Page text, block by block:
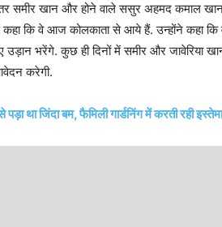
मंगेतर समीर खान और होने वाले ससुर अहमद
कि वे आज कोलकाता से आये हैं. उन्होंने कहा कि
भरेंगे. कुछ ही दिनों में समीर और जावेरिया
करेगी.
था जिंदा बम, फैमिली गार्डनिंग में करती रही